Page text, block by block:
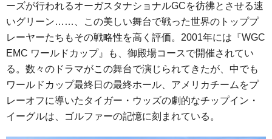
ーズが行われるオーガスタナショナルGCを彷彿とさせる速
いグリーン……、この美しい舞台で戦った世界のトッププ
レーヤーたちもその戦略性を高く評価。2001年には『WGC
EMC ワールドカップ』も、御殿場コースで開催されてい
る。数々のドラマがこの舞台で演じられてきたが、中でも
ワールドカップ最終日の最終ホール、アメリカチームをプ
レーオフに導いたタイガー・ウッズの劇的なチップイン・
イーグルは、ゴルファーの記憶に刻まれている。